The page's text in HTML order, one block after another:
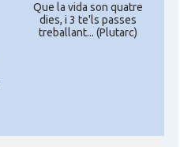
Que la vida son quatre
dies, i 3 te'ls passes
treballant... (Plutarc)